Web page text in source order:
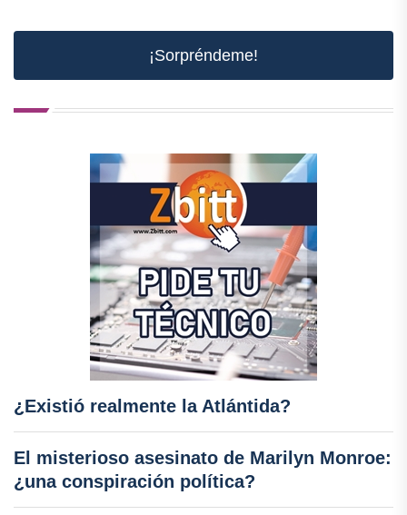
¡Sorpréndeme!
¿Existió realmente la Atlántida?
El misterioso asesinato de Marilyn Monroe:
¿una conspiración política?